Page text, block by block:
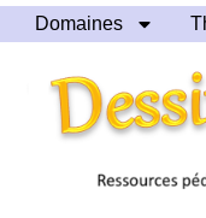
Domaines